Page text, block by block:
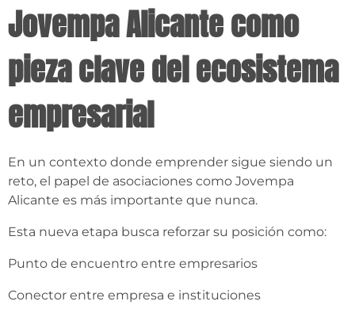
Jovempa Alicante como
pieza clave del ecosistema
empresarial
En un contexto donde emprender sigue siendo un
reto, el papel de asociaciones como Jovempa
Alicante es más importante que nunca.
Esta nueva etapa busca reforzar su posición como:
Punto de encuentro entre empresarios
Conector entre empresa e instituciones